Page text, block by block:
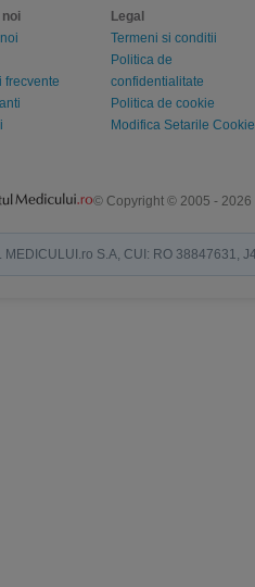
noi
frecvente
Legal
Termeni si conditii
Politica de
confidentialitate
Politica de cookie
Modifica Setarile Cookie
© Copyright © 2005 - 2026
MEDICULUI.ro S.A, CUI: RO 38847631,